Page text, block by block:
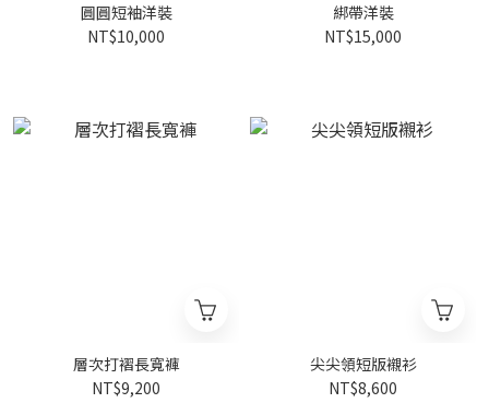
圓圓短袖洋裝
NT$10,000
綁帶洋裝
NT$15,000
層次打褶長寬褲
NT$9,200
尖尖領短版襯衫
NT$8,600